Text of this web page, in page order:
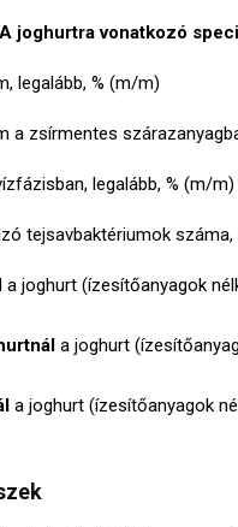
A joghurtra vonatkozó
legalább, % (m/m)
a zsírmentes
legalább, % (m/m)
tejsavbaktériumok száma,
a joghurt (ízesítőanyagok
a joghurt
a joghurt (ízesítőanyagok